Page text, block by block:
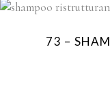
73 –